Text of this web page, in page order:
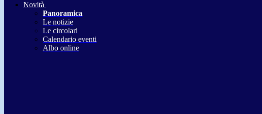
Novità
Panoramica
Le notizie
Le circolari
Calendario eventi
Albo online